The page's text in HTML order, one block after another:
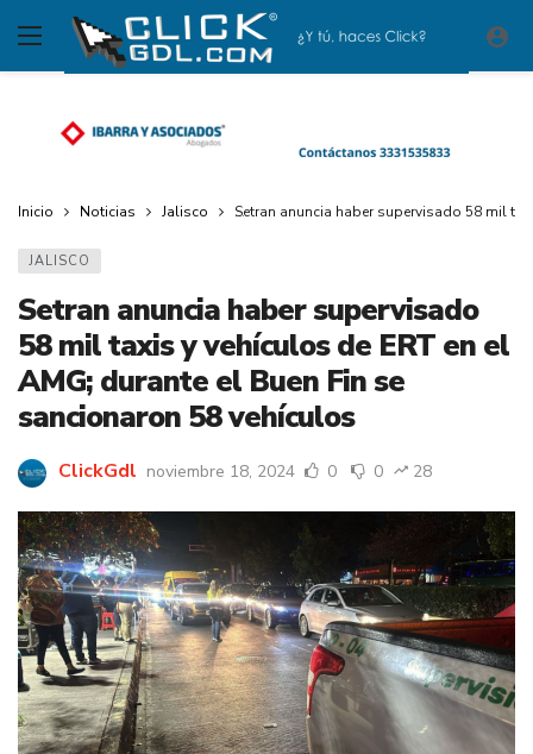
Inicio Noticias Jalisco Setran anuncia haber supervisado 58 mil
JALISCO
Setran anuncia haber supervisado
58 mil taxis y vehículos de ERT en el
AMG; durante el Buen Fin se
sancionaron 58 vehículos
ClickGdl noviembre 18, 2024 0 0 28